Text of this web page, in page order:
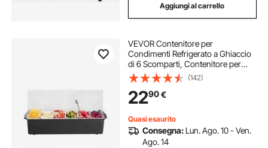
Aggiungi al carrello
VEVOR Contenitore per
Condimenti Refrigerato a Ghiaccio
di 6 Scomparti, Contenitore per
Condimenti da Cucina Vassoio per
Guarnizioni Refrigerato con
Coperchio per Bar Ristorante
Catering
(142)
2290€
Quasi esaurito
Consegna: Lun. Ago. 10 - Ven.
Ago. 14